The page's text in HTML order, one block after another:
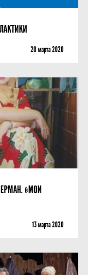
20 мартa 2020
«МОИ
13 мартa 2020